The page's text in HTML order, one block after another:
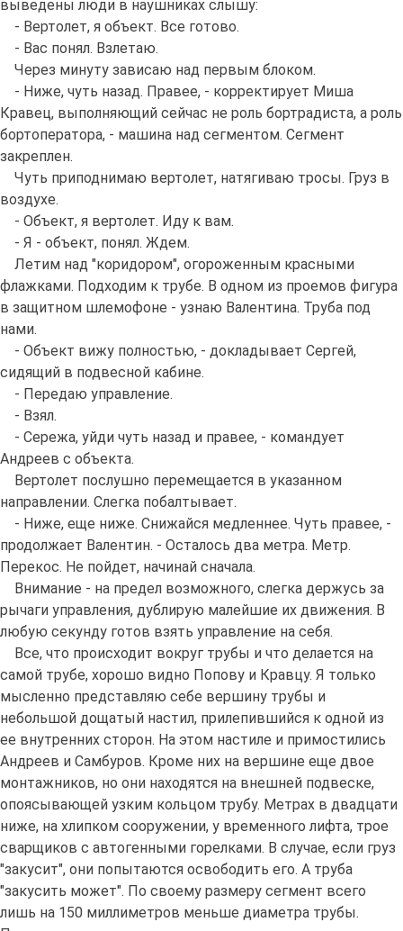
выведены люди в наушниках слышу:
- Вертолет, я объект. Все готово.
- Вас понял. Взлетаю.
Через минуту зависаю над первым блоком.
- Ниже, чуть назад. Правее, - корректирует Миша
Кравец, выполняющий сейчас не роль бортрадиста, а роль
бортоператора, - машина над сегментом. Сегмент
закреплен.
Чуть приподнимаю вертолет, натягиваю тросы. Груз в
воздухе.
- Объект, я вертолет. Иду к вам.
- Я - объект, понял. Ждем.
Летим над "коридором", огороженным красными
флажками. Подходим к трубе. В одном из проемов фигура
в защитном шлемофоне - узнаю Валентина. Труба под
нами.
- Объект вижу полностью, - докладывает Сергей,
сидящий в подвесной кабине.
- Передаю управление.
- Взял.
- Сережа, уйди чуть назад и правее, - командует
Андреев с объекта.
Вертолет послушно перемещается в указанном
направлении. Слегка побалтывает.
- Ниже, еще ниже. Снижайся медленнее. Чуть правее, -
продолжает Валентин. - Осталось два метра. Метр.
Перекос. Не пойдет, начинай сначала.
Внимание - на предел возможного, слегка держусь за
рычаги управления, дублирую малейшие их движения. В
любую секунду готов взять управление на себя.
Все, что происходит вокруг трубы и что делается на
самой трубе, хорошо видно Попову и Кравцу. Я только
мысленно представляю себе вершину трубы и
небольшой дощатый настил, прилепившийся к одной из
ее внутренних сторон. На этом настиле и примостились
Андреев и Самбуров. Кроме них на вершине еще двое
монтажников, но они находятся на внешней подвеске,
опоясывающей узким кольцом трубу. Метрах в двадцати
ниже, на хлипком сооружении, у временного лифта, трое
сварщиков с автогенными горелками. В случае, если груз
"закусит", они попытаются освободить его. А труба
"закусить может". По своему размеру сегмент всего
лишь на 150 миллиметров меньше диаметра трубы.